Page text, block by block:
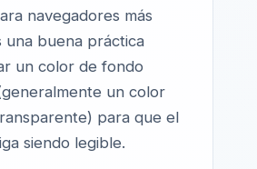
navegadores más
una buena práctica
un color de fondo
un color
para que el
siendo legible.